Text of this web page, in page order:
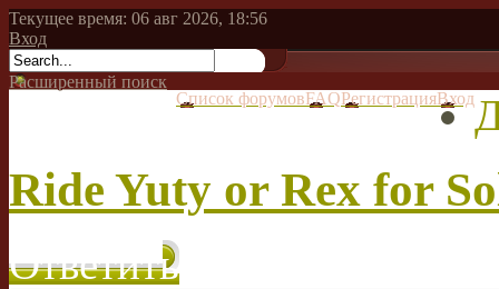
Текущее время: 06 авг 2026, 18:56
Вход
Расширенный поиск
Список форумовFAQРегистрацияВход
Ride Yuty or Rex for
Ответить